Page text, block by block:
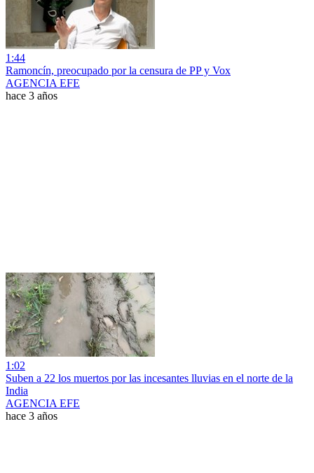
1:44
Ramoncín, preocupado por la censura de PP y Vox
AGENCIA EFE
hace 3 años
1:02
Suben a 22 los muertos por las incesantes lluvias en el norte de la
India
AGENCIA EFE
hace 3 años